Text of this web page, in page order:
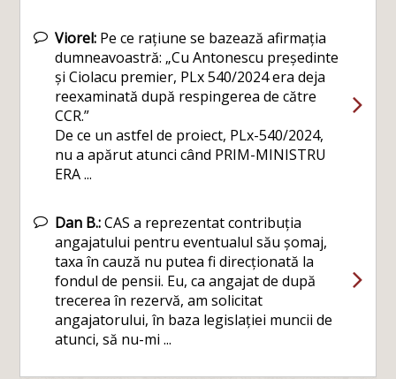
Viorel: Pe ce rațiune se bazează afirmația
dumneavoastră: „Cu Antonescu președinte
și Ciolacu premier, PLx 540/2024 era deja
reexaminată după respingerea de către
CCR.”
De ce un astfel de proiect, PLx-540/2024,
nu a apărut atunci când PRIM-MINISTRU
ERA ...
Dan B.:CAS a reprezentat contribuția
angajatului pentru eventualul său șomaj,
taxa în cauză nu putea fi direcționată la
fondul de pensii. Eu, ca angajat de după
trecerea în rezervă, am solicitat
angajatorului, în baza legislației muncii de
atunci, să nu-mi ...